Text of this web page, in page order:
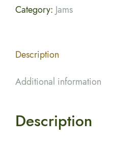
Category: Jams
Description
Additional information
Description